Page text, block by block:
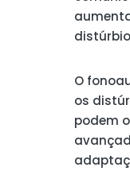
O
os
podem